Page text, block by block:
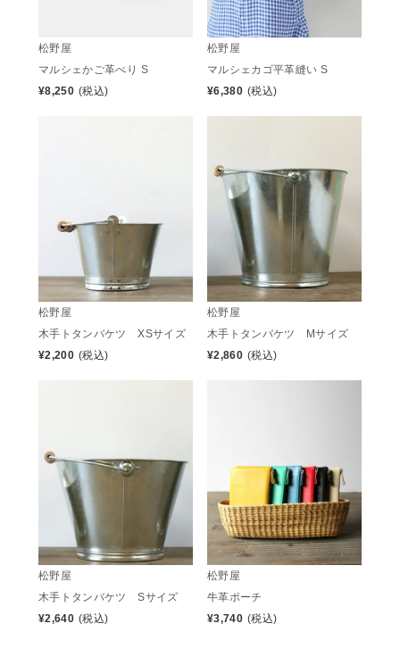
松野屋
マルシェかご革べり S
¥8,250 (税込)
松野屋
マルシェカゴ平革縫い S
¥6,380 (税込)
松野屋
木手トタンバケツ XSサイズ
¥2,200 (税込)
松野屋
木手トタンバケツ Mサイズ
¥2,860 (税込)
松野屋
木手トタンバケツ Sサイズ
¥2,640 (税込)
松野屋
牛革ポーチ
¥3,740 (税込)